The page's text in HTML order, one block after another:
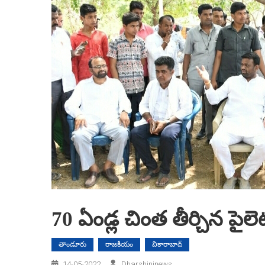
70 ఏండ్ల చింత తీర్చిన
తాండూరు రాజకీయం వికారాబాద్